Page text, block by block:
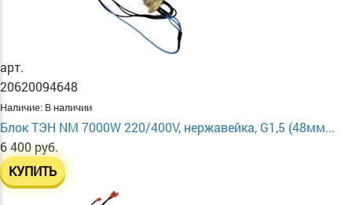
арт.
20620094648
Наличие: В наличии
Блок ТЭН NM 7000W 220/400V, нержавейка, G1,5 (48мм...
6 400 руб.
КУПИТЬ